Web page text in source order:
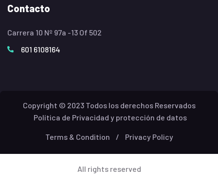
Contacto
Carrera 10 Nº 97a -13 Of 502
601 6108164
Copyright © 2023 Todos los derechos Reservados
Política de Privacidad y protección de datos
Terms & Condition / Privacy Policy
All rights reserved